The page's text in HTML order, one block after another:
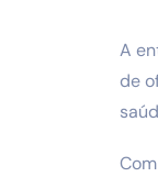
A
de